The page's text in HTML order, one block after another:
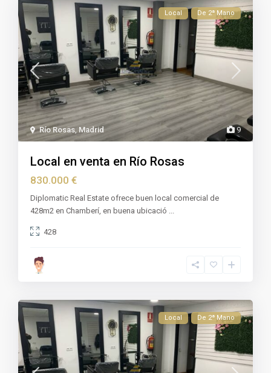
9
Río Rosas, Madrid
Local De 2ª Mano
Local en venta en Río Rosas
830.000 €
Diplomatic Real Estate ofrece buen local comercial de
428m2 en Chamberí, en buena ubicació ...
428
Local De 2ª Mano